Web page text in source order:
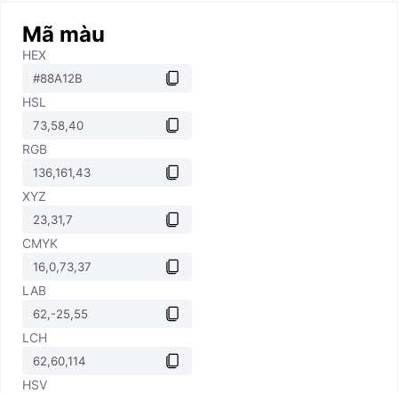
Mã màu
HEX
HSL
RGB
XYZ
CMYK
LAB
LCH
HSV